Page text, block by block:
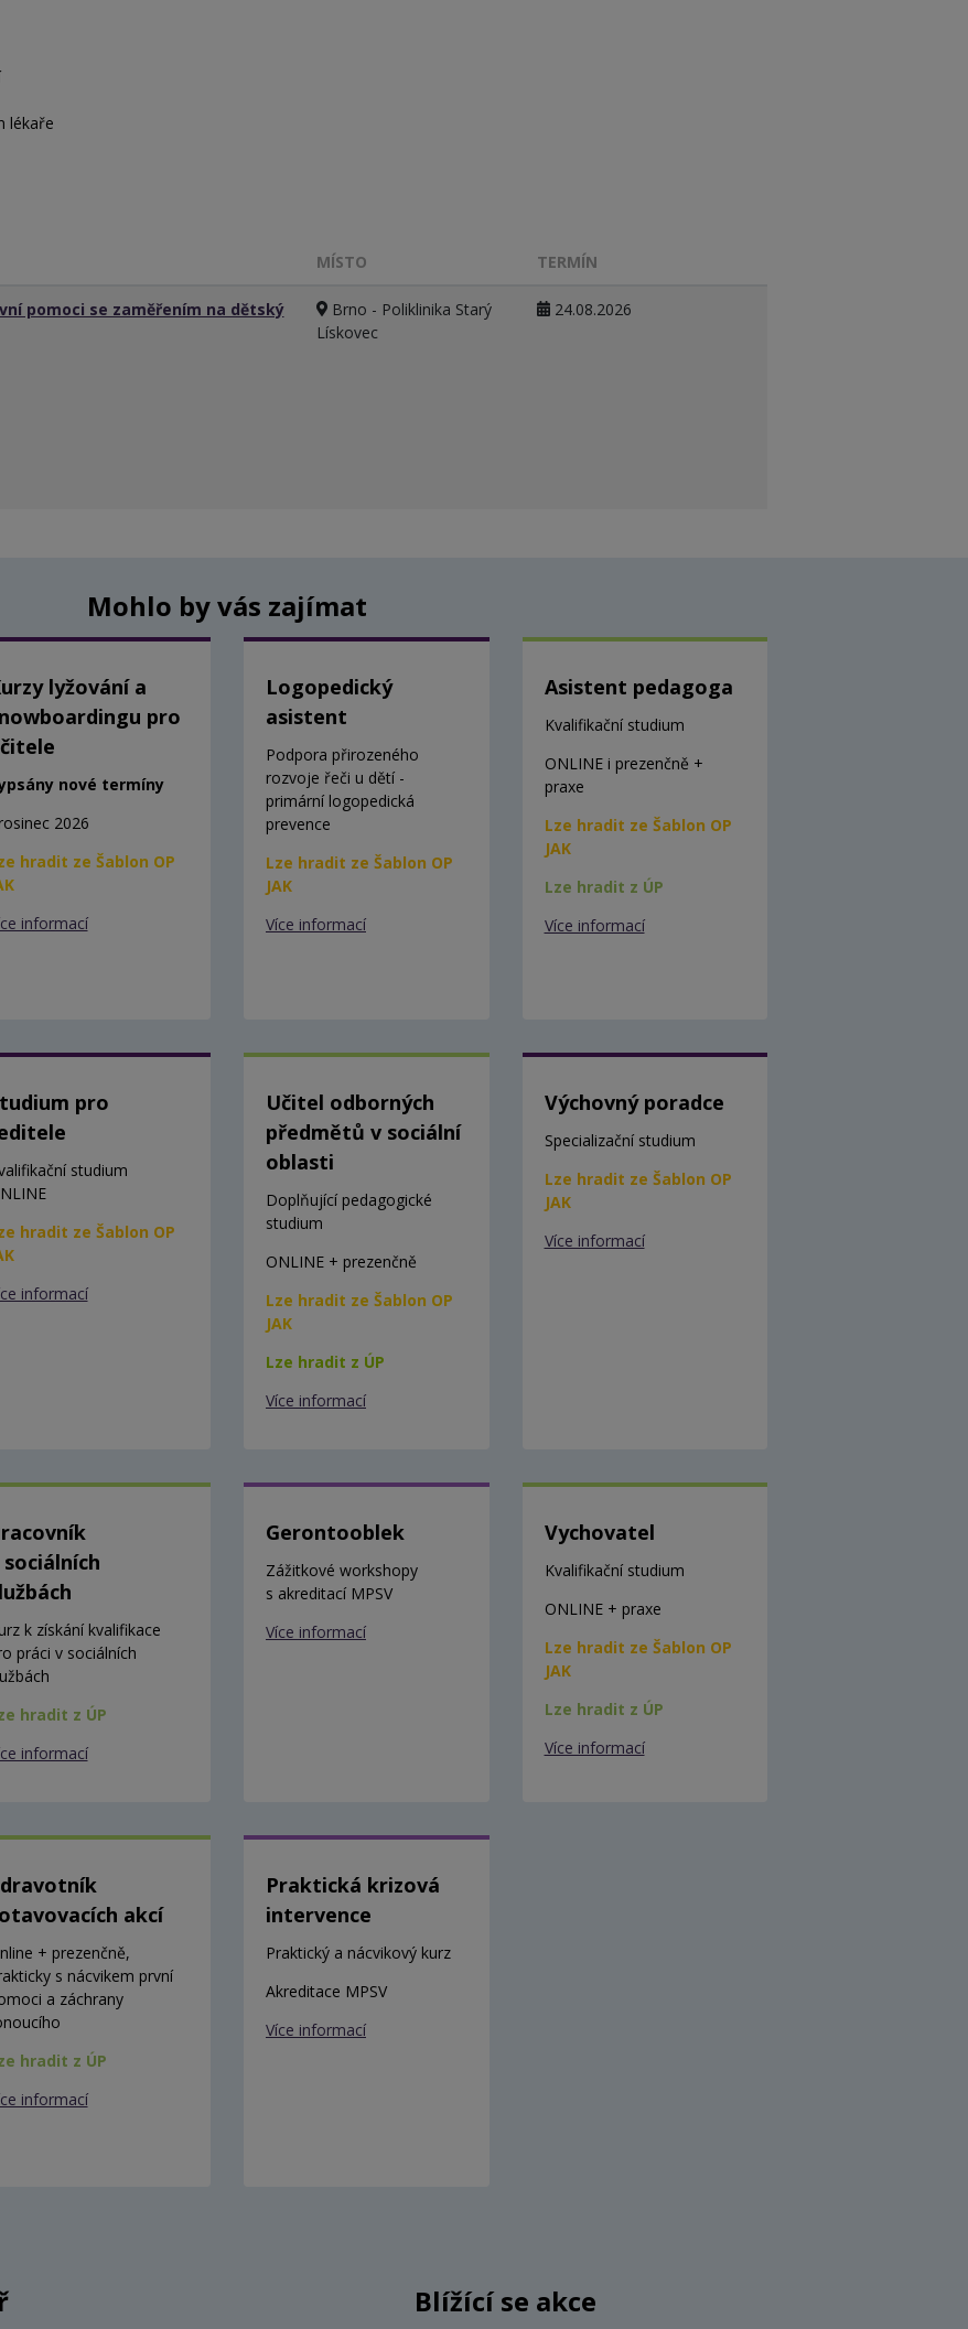
lékaře
MÍSTO TERMÍN
pomoci se zaměřením na dětský
Brno - Poliklinika Starý
Lískovec
24.08.2026
Mohlo by vás zajímat
lyžování a
pro
nové termíny
2026
hradit ze Šablon OP
informací
Logopedický
asistent
Podpora přirozeného
rozvoje řeči u dětí -
primární logopedická
prevence
Lze hradit ze Šablon OP
JAK
Více informací
Asistent pedagoga
Kvalifikační studium
ONLINE i prezenčně +
praxe
Lze hradit ze Šablon OP
JAK
Lze hradit z ÚP
Více informací
pro
studium
hradit ze Šablon OP
informací
Učitel odborných
předmětů v sociální
oblasti
Doplňující pedagogické
studium
ONLINE + prezenčně
Lze hradit ze Šablon OP
JAK
Lze hradit z ÚP
Více informací
Výchovný poradce
Specializační studium
Lze hradit ze Šablon OP
JAK
Více informací
sociálních
k získání kvalifikace
práci v sociálních
hradit z ÚP
informací
Gerontooblek
Zážitkové workshopy
s akreditací MPSV
Více informací
Vychovatel
Kvalifikační studium
ONLINE + praxe
Lze hradit ze Šablon OP
JAK
Lze hradit z ÚP
Více informací
akcí
+ prezenčně,
s nácvikem první
a záchrany
hradit z ÚP
informací
Praktická krizová
intervence
Praktický a nácvikový kurz
Akreditace MPSV
Více informací
Blížící se akce